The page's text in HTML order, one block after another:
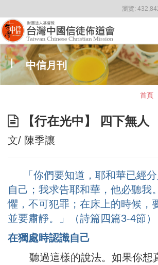
瀏覽:
中信月刊
首頁
【行在光中】 四下無人
文/ 陳季讓
「你們要知道，耶和華已經分
自己；我求告耶和華，他必聽我
懼，不可犯罪；在床上的時候，
並要肅靜。」（詩篇四篇3-4節）
在獨處時認識自己
聽過這樣的說法。如果你想